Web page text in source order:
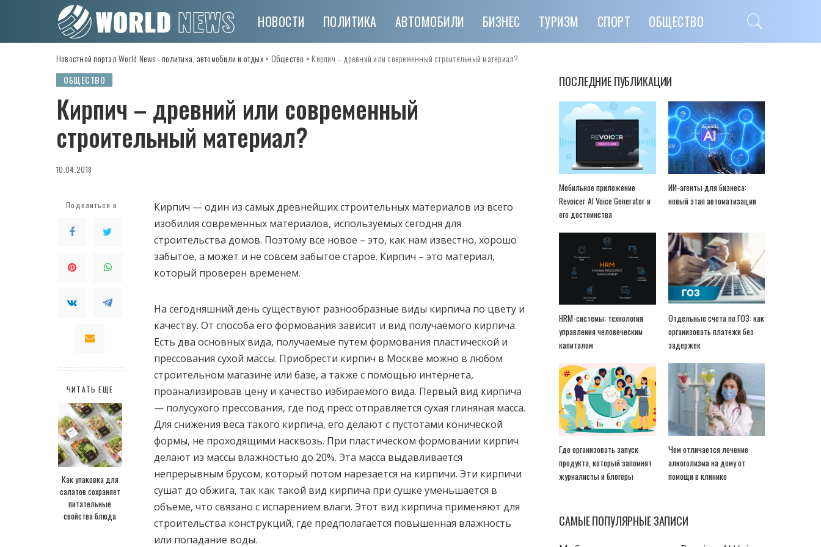
НОВОСТИ ПОЛИТИКА АВТОМОБИЛИ БИЗНЕС ТУРИЗМ СПОРТ ОБЩЕСТВО
Новостной портал World News - политика, автомобили и отдых> Общество > Кирпич – древний или современный строительный материал?
ОБЩЕСТВО
Кирпич – древний или современный
строительный материал?
10.04.2018
Поделиться в
ЧИТАТЬ ЕЩЕ
Как упаковка для
салатов сохраняет
питательные
свойства блюда
Кирпич — один из самых древнейших строительных материалов из всего
изобилия современных материалов, используемых сегодня для
строительства домов. Поэтому все новое – это, как нам известно, хорошо
забытое, а может и не совсем забытое старое. Кирпич – это материал,
который проверен временем.
На сегодняшний день существуют разнообразные виды кирпича по цвету и
качеству. От способа его формования зависит и вид получаемого кирпича.
Есть два основных вида, получаемые путем формования пластической и
прессования сухой массы. Приобрести кирпич в Москве можно в любом
строительном магазине или базе, а также с помощью интернета,
проанализировав цену и качество избираемого вида. Первый вид кирпича
— полусухого прессования, где под пресс отправляется сухая глиняная масса.
Для снижения веса такого кирпича, его делают с пустотами конической
формы, не проходящими насквозь. При пластическом формовании кирпич
делают из массы влажностью до 20%. Эта масса выдавливается
непрерывным брусом, который потом нарезается на кирпичи. Эти кирпичи
сушат до обжига, так как такой вид кирпича при сушке уменьшается в
объеме, что связано с испарением влаги. Этот вид кирпича применяют для
строительства конструкций, где предполагается повышенная влажность
или попадание воды.
ПОСЛЕДНИЕ ПУБЛИКАЦИИ
Мобильное приложение
Revoicer AI Voice Generator и
его достоинства
ИИ-агенты для бизнеса:
новый этап автоматизации
HRM-системы: технология
управления человеческим
капиталом
Отдельные счета по ГОЗ: как
организовать платежи без
задержек
Где организовать запуск
продукта, который запомнят
журналисты и блогеры
Чем отличается лечение
алкоголизма на дому от
помощи в клинике
САМЫЕ ПОПУЛЯРНЫЕ ЗАПИСИ